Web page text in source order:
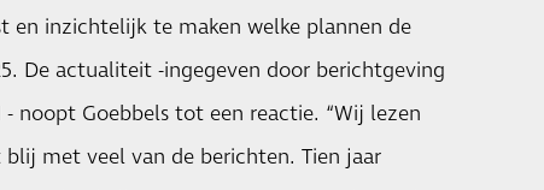
en inzichtelijk te maken welke plannen de
De actualiteit -ingegeven door berichtgeving
noopt Goebbels tot een reactie. “Wij lezen
met veel van de berichten. Tien jaar